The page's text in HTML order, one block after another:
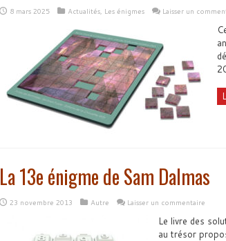
8 mars 2025 Actualités, Les énigmes Laisser un
La 13e énigme de Sam Dalmas
23 novembre 2013 Autre Laisser un commentaire
Le livre des
au trésor